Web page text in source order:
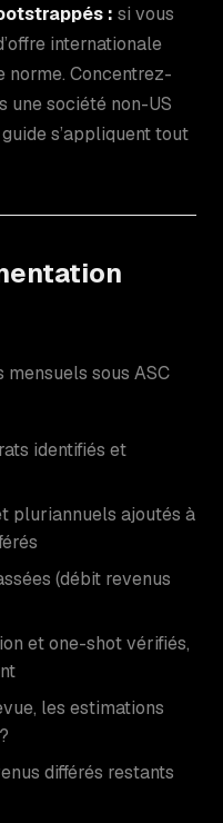
: si vous
internationale
norme. Concentrez-
une société non-US
s’appliquent tout
sous ASC
identifiés et
pluriannuels ajoutés à
(débit revenus
et one-shot vérifiés,
les estimations
différés restants